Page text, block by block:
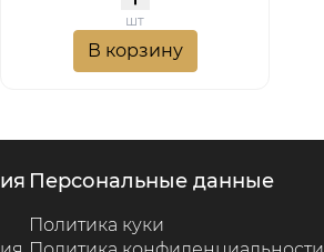
шт
В корзину
персональные данные
Политика куки